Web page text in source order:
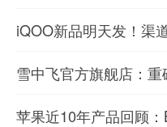
iQOO新品明天发！渠
雪中飞官方旗舰店：重磅ins
苹果近10年产品回顾